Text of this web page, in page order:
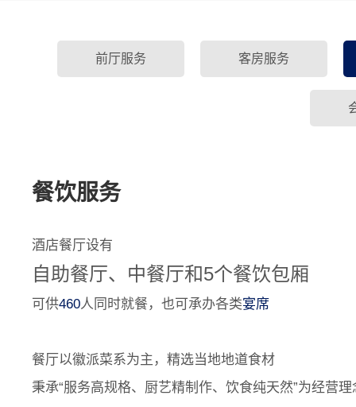
前厅服务 客房服务
餐饮服务
酒店餐厅设有
自助餐厅、中餐厅和5个餐饮包厢
可供460人同时就餐，也可承办各类宴席
餐厅以徽派菜系为主，精选当地地道食材
秉承“服务高规格、厨艺精制作、饮食纯天然”为经营理